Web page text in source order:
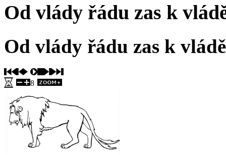
Od vlády řádu zas k
Od vlády řádu zas k
8